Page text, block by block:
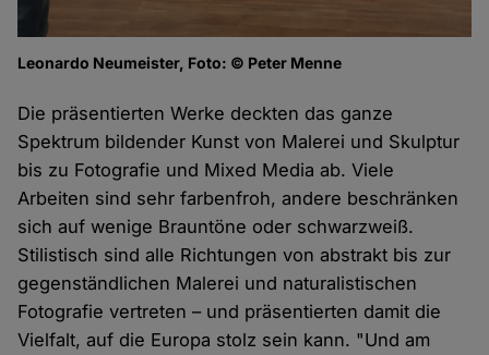
Leonardo Neumeister, Foto: © Peter Menne
Die präsentierten Werke deckten das ganze
Spektrum bildender Kunst von Malerei und Skulptur
bis zu Fotografie und Mixed Media ab. Viele
Arbeiten sind sehr farbenfroh, andere beschränken
sich auf wenige Brauntöne oder schwarzweiß.
Stilistisch sind alle Richtungen von abstrakt bis zur
gegenständlichen Malerei und naturalistischen
Fotografie vertreten – und präsentierten damit die
Vielfalt, auf die Europa stolz sein kann. "Und am